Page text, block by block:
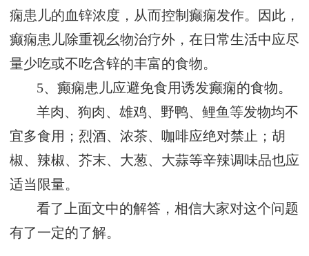
痫患儿的血锌浓度，从而控制癫痫发作。因此，
癫痫患儿除重视幺物治疗外，在日常生活中应尽
量少吃或不吃含锌的丰富的食物。
5、癫痫患儿应避免食用诱发癫痫的食物。
羊肉、狗肉、雄鸡、野鸭、鲤鱼等发物均不
宜多食用；烈酒、浓茶、咖啡应绝对禁止；胡
椒、辣椒、芥末、大葱、大蒜等辛辣调味品也应
适当限量。
看了上面文中的解答，相信大家对这个问题
有了一定的了解。